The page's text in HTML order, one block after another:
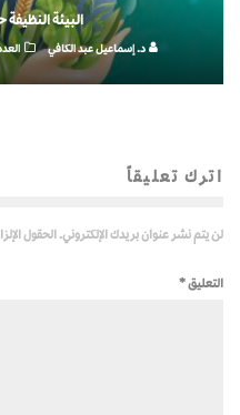
البيئة
د. إسماعيل عبد الكافي العدد
اترك تعليقاً
لن يتم نشر عنوان بريدك الإلكتروني. الحقول
التعليق*